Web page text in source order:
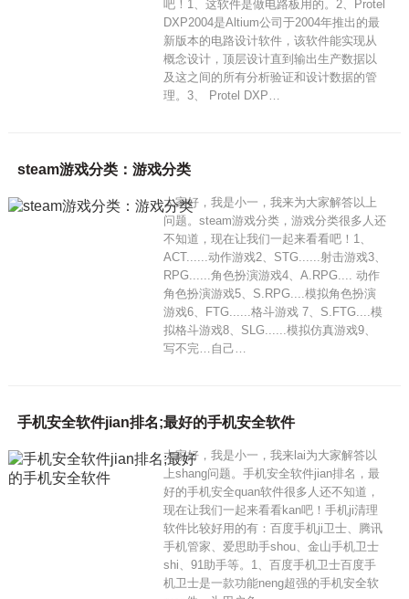
吧！1、这软件是做电路板用的。2、Protel
DXP2004是Altium公司于2004年推出的最
新版本的电路设计软件，该软件能实现从
概念设计，顶层设计直到输出生产数据以
及这之间的所有分析验证和设计数据的管
理。3、 Protel DXP…
steam游戏分类：游戏分类
大家好，我是小一，我来为大家解答以上
问题。steam游戏分类，游戏分类很多人还
不知道，现在让我们一起来看看吧！1、
ACT......动作游戏2、STG......射击游戏3、
RPG......角色扮演游戏4、A.RPG.... 动作
角色扮演游戏5、S.RPG....模拟角色扮演
游戏6、FTG......格斗游戏 7、S.FTG....模
拟格斗游戏8、SLG......模拟仿真游戏9、
写不完…自己…
手机安全软件jian排名;最好的手机安全软件
大家好，我是小一，我来lai为大家解答以
上shang问题。手机安全软件jian排名，最
好的手机安全quan软件很多人还不知道，
现在让我们一起来看看kan吧！手机ji清理
软件比较好用的有：百度手机ji卫士、腾讯
手机管家、爱思助手shou、金山手机卫士
shi、91助手等。1、百度手机卫士百度手
机卫士是一款功能neng超强的手机安全软